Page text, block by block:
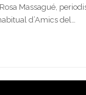
Massagué,
d’Amics del…